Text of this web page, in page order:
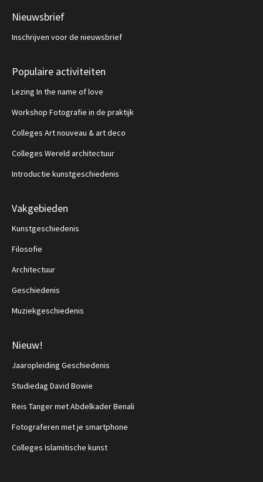
Nieuwsbrief
Inschrijven voor de nieuwsbrief
Populaire activiteiten
Lezing In the name of love
Workshop Fotografie in de praktijk
Colleges Art nouveau & art deco
Colleges Wereld architectuur
Introductie kunstgeschiedenis
Vakgebieden
Kunstgeschiedenis
Filosofie
Architectuur
Geschiedenis
Muziekgeschiedenis
Nieuw!
Jaaropleiding Geschiedenis
Studiedag David Bowie
Reis Tanger met Abdelkader Benali
Fotograferen met je smartphone
Colleges Islamitische kunst